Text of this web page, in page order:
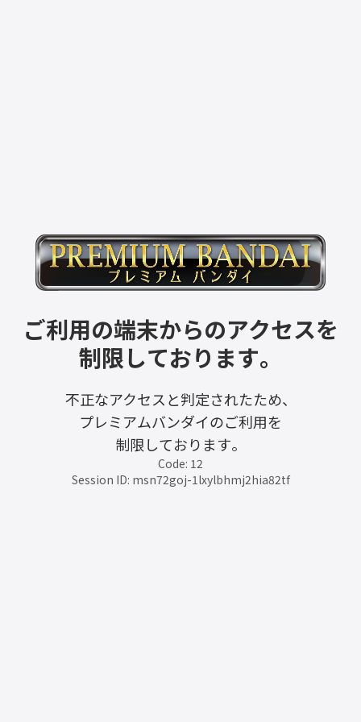
ご利用の端末からのアクセスを
制限しております。
不正なアクセスと判定されたため、
プレミアムバンダイのご利用を
制限しております。
Code: 12
Session ID: msn72goj-1lxylbhmj2hia82tf